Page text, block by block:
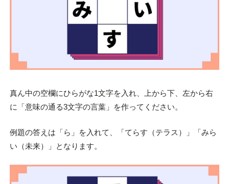
真ん中の空欄にひらがな1文字を入れ、上から下、左から右
に「意味の通る3文字の言葉」を作ってください。
例題の答えは「ら」を入れて、「てらす（テラス）」「みら
い（未来）」となります。